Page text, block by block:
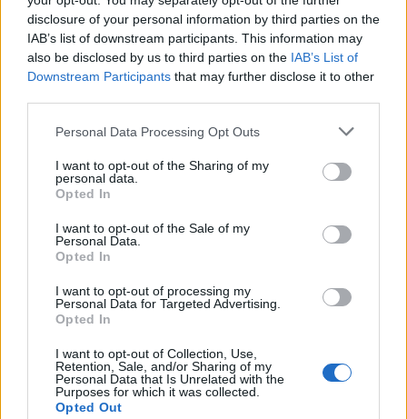
disclosure of your personal information by third parties on the
IAB’s list of downstream participants. This information may
also be disclosed by us to third parties on the IAB’s List of
Downstream Participants that may further disclose it to other
Personal Data Processing Opt Outs
I want to opt-out of the Sharing of my
personal data.
Opted In
I want to opt-out of the Sale of my
Personal Data.
Opted In
I want to opt-out of processing my
Personal Data for Targeted Advertising.
Opted In
I want to opt-out of Collection, Use,
Retention, Sale, and/or Sharing of my
Personal Data that Is Unrelated with the
Purposes for which it was collected.
Opted Out
Spiel entscheiden kann.
Zuletzt bearbeitet:26 Februar 2016
26 Februar 2016
User
Ist es normal, daß in machen Schlachtfeldpartien es fast
unmöglich ist ein gegnerisches Schiff anzuklicken um es
dieses Problem wiederum gar nicht auf. Woran kann das
liegen ?
User
Zitat von nonixnarix: